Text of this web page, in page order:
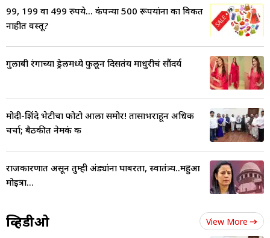
99, 199 वा 499 रुपये... कंपन्या 500 रूपयांना का विकत
नाहीत वस्तू?
गुलाबी रंगाच्या ड्रेलमध्ये फुलून दिसतंय माधुरीचं सौंदर्य
मोदी-शिंदे भेटीचा फोटो आला समोर! तासाभराहून अधिक
चर्चा; बैठकीत नेमकं क
राजकारणात असून तुम्ही अंड्यांना घाबरता, स्वातंत्र्य..महुआ
मोइत्रा...
व्हिडीओ View More